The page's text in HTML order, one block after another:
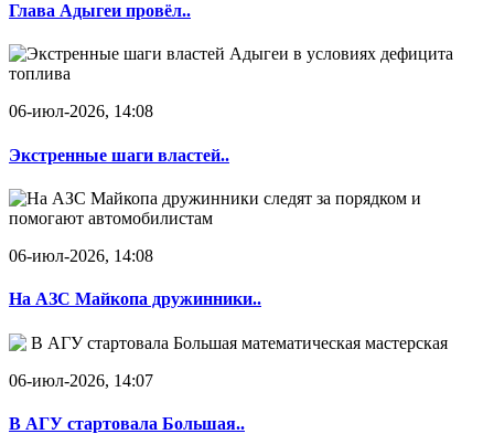
Глава Адыгеи провёл..
06-июл-2026, 14:08
Экстренные шаги властей..
06-июл-2026, 14:08
На АЗС Майкопа дружинники..
06-июл-2026, 14:07
В АГУ стартовала Большая..